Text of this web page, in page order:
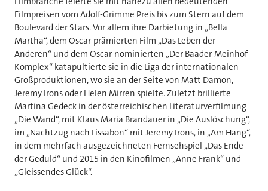
Filmpreisen vom Adolf-Grimme Preis bis zum Stern auf dem
Boulevard der Stars. Vor allem ihre Darbietung in „Bella
Martha“, dem Oscar-prämierten Film „Das Leben der
Anderen“ und dem Oscar-nominierten „Der Baader-Meinhof
Komplex“ katapultierte sie in die Liga der internationalen
Großproduktionen, wo sie an der Seite von Matt Damon,
Jeremy Irons oder Helen Mirren spielte. Zuletzt brillierte
Martina Gedeck in der österreichischen Literaturverfilmung
„Die Wand“, mit Klaus Maria Brandauer in „Die Auslöschung“,
im „Nachtzug nach Lissabon“ mit Jeremy Irons, in „Am Hang“,
in dem mehrfach ausgezeichneten Fernsehspiel „Das Ende
der Geduld“ und 2015 in den Kinofilmen „Anne Frank“ und
„Gleissendes Glück“.